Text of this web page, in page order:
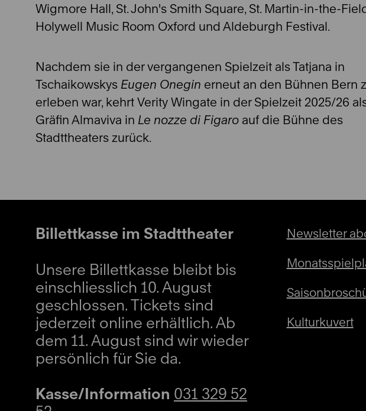
Wigmore Hall, St. John's Smith Square, St. Martin-in-the-
Holywell Music Room Oxford und Aldeburgh Festival.
Nachdem sie in der vergangenen Spielzeit als Tatjana in
Tschaikowskys Eugen Onegin erneut an den Bühnen Bern
erleben war, kehrt Verity Wingate in der Spielzeit 2025/26
Gräfin Almaviva in Le nozze di Figaro auf die Bühne des
Stadttheaters zurück.
Billettkasse im Stadttheater
Unsere Billettkasse bleibt bis
einschliesslich 10. August
geschlossen. Tickets sind
jederzeit online erhältlich. Ab
dem 11. August sind wir wieder
persönlich für Sie da.
Kasse/Information 031 329 52
Newsletter
Kulturkuvert